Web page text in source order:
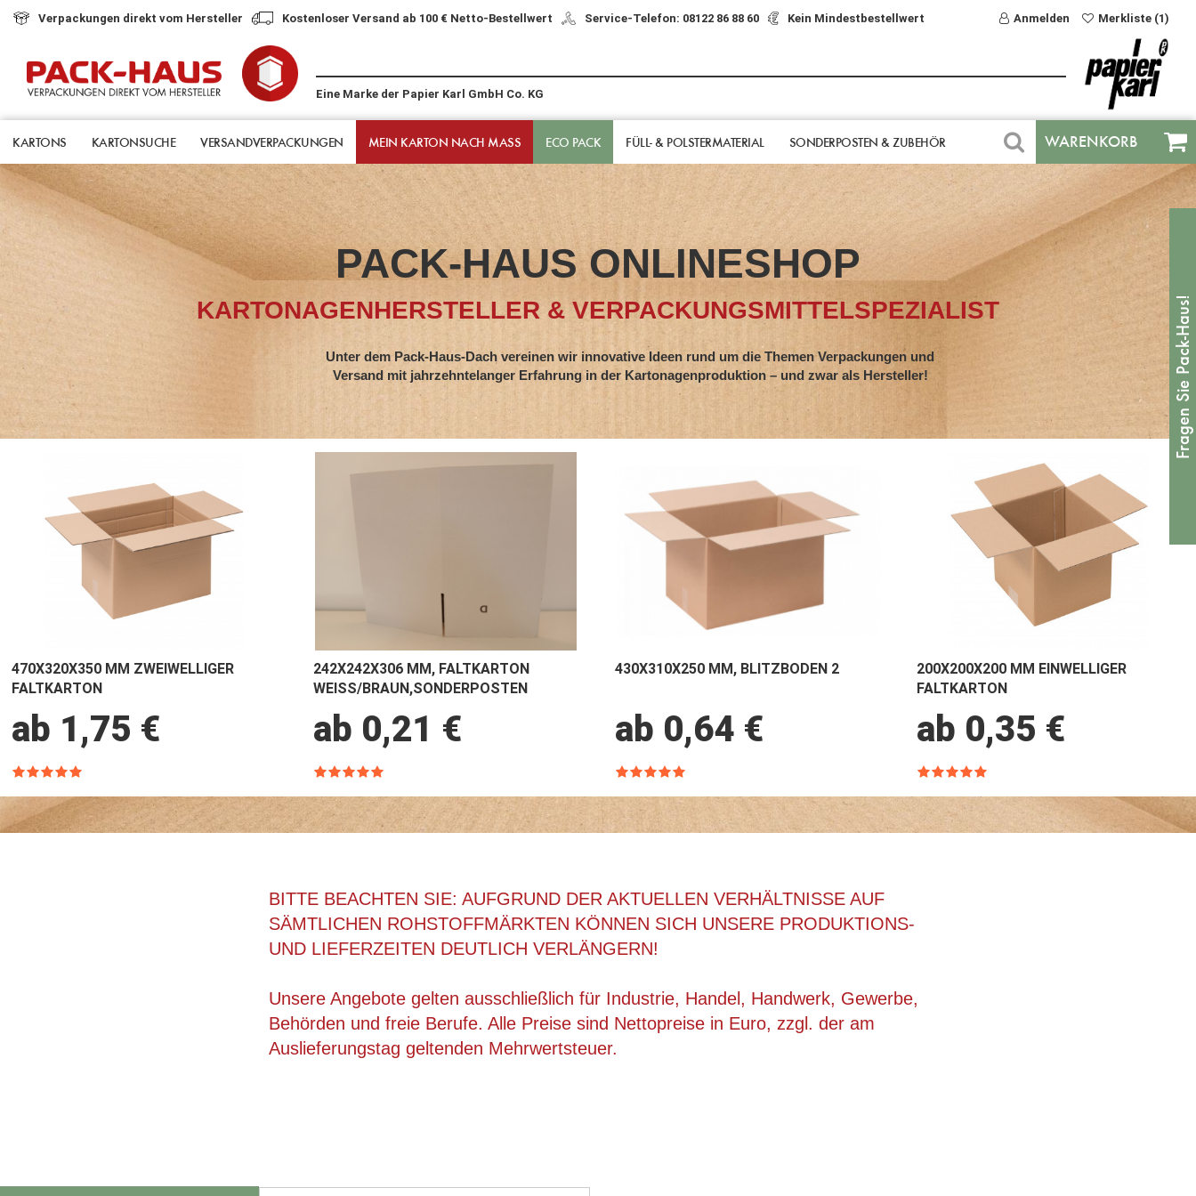
Verpackungen direkt vom Hersteller Kostenloser Versand ab 100 € Netto-Bestellwert Service-Telefon: 08122 86 88 60 Kein Mindestbestellwert Anmelden Merkliste (1)
Eine Marke der Papier Karl GmbH Co. KG
KARTONS KARTONSUCHE VERSANDVERPACKUNGEN MEIN KARTON NACH MASS ECO PACK FÜLL- & POLSTER­MATERIAL SONDERPOSTEN & ZUBEHÖR WARENKORB
PACK-HAUS ONLINESHOP
KARTONAGENHERSTELLER & VERPACKUNGSMITTELSPEZIALIST
Unter dem Pack-Haus-Dach vereinen wir innovative Ideen rund um die Themen Verpackungen und
Versand mit jahrzehntelanger Erfahrung in der Kartonagenproduktion – und zwar als Hersteller!
470X320X350 MM ZWEIWELLIGER
FALTKARTON
ab 1,75 €
242X242X306 MM, FALTKARTON
WEISS/BRAUN,SONDERPOSTEN
ab 0,21 €
430X310X250 MM, BLITZBODEN 2
ab 0,64 €
200X200X200 MM EINWELLIGER
FALTKARTON
ab 0,35 €
BITTE BEACHTEN SIE: AUFGRUND DER AKTUELLEN VERHÄLTNISSE AUF
SÄMTLICHEN ROHSTOFFMÄRKTEN KÖNNEN SICH UNSERE PRODUKTIONS-
UND LIEFERZEITEN DEUTLICH VERLÄNGERN!
Unsere Angebote gelten ausschließlich für Industrie, Handel, Handwerk, Gewerbe,
Behörden und freie Berufe. Alle Preise sind Nettopreise in Euro, zzgl. der am
Auslieferungstag geltenden Mehrwertsteuer.